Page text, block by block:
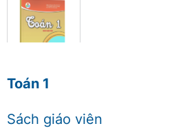
Toán 1
Sách giáo viên